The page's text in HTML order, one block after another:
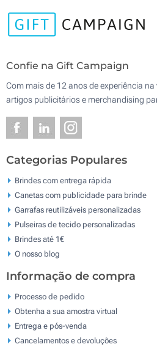
Confie na Gift Campaign
Com mais de 12 anos de experiência
artigos publicitários e merchandising
Categorias Populares
Brindes com entrega rápida
Canetas com publicidade para brinde
Garrafas reutilizáveis personalizadas
Pulseiras de tecido personalizadas
Brindes até 1€
O nosso blog
Informação de compra
Processo de pedido
Obtenha a sua amostra virtual
Entrega e pós-venda
Cancelamentos e devoluções